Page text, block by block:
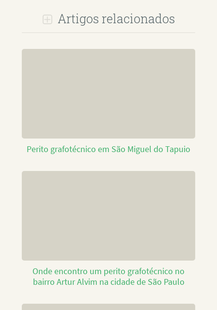
Artigos relacionados
Perito grafotécnico em São Miguel do Tapuio
Onde encontro um perito grafotécnico no
bairro Artur Alvim na cidade de São Paulo